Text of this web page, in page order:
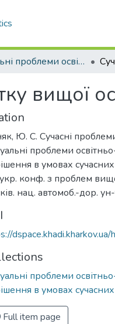
Актуальні проблеми освітньо-виховного процесу та шляхи їх вирішення в умовах сучасних викликів
вищої
Ю. С. Сучасні
проблеми
в умовах
конф. з проблем
нац. автомоб.-дор.
проблеми
в умовах
Full item page